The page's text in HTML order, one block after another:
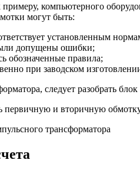
компьютерного
могут быть:
установленным
допущены ошибки;
обозначенные правила;
при заводском
следует разобрать
первичную и вторичную